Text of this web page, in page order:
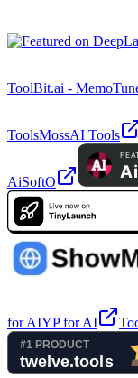
ToolBit.ai -
ToolsMossAI Tools
AiSoftO
for AIYP for AI